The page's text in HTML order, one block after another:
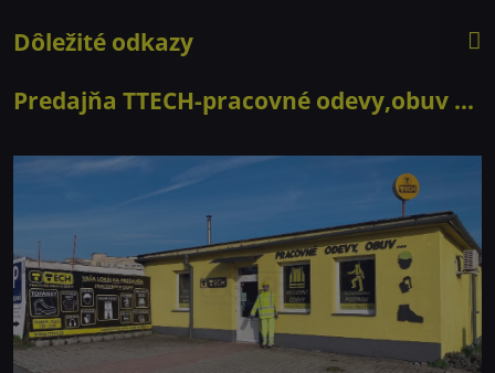
Dôležité odkazy
Predajňa TTECH-pracovné odevy,obuv ...